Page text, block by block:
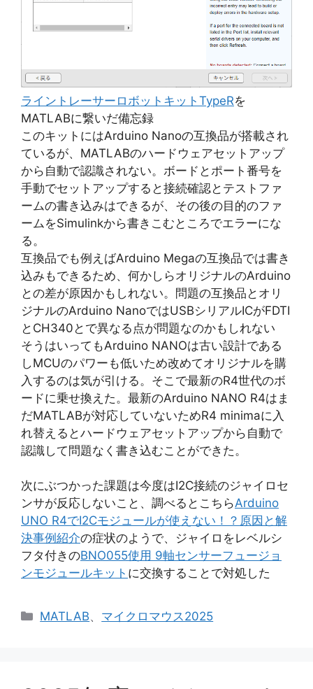
ライントレーサーロボットキットTypeRを
MATLABに繋いだ備忘録
このキットにはArduino Nanoの互換品が搭載され
ているが、MATLABのハードウェアセットアップ
から自動で認識されない。ボードとポート番号を
手動でセットアップすると接続確認とテストファ
ームの書き込みはできるが、その後の目的のファ
ームをSimulinkから書きこむところでエラーにな
る。
互換品でも例えばArduino Megaの互換品では書き
込みもできるため、何かしらオリジナルのArduino
との差が原因かもしれない。問題の互換品とオリ
ジナルのArduino NanoではUSBシリアルICがFDTI
とCH340とで異なる点が問題なのかもしれない
そうはいってもArduino NANOは古い設計である
しMCUのパワーも低いため改めてオリジナルを購
入するのは気が引ける。そこで最新のR4世代のボ
ードに乗せ換えた。最新のArduino NANO R4はま
だMATLABが対応していないためR4 minimaに入
れ替えるとハードウェアセットアップから自動で
認識して問題なく書き込むことができた。
次にぶつかった課題は今度はI2C接続のジャイロセ
ンサが反応しないこと、調べるとこちらArduino
UNO R4でI2Cモジュールが使えない！？原因と解
決事例紹介の症状のようで、ジャイロをレベルシ
フタ付きのBNO055使用 9軸センサーフュージョ
ンモジュールキット に交換することで対処した
カ
MATLAB、 マイクロマウス2025